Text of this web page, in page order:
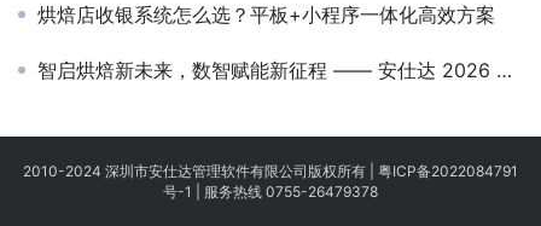
烘焙店收银系统怎么选？平板+小程序一体化高效方案
智启烘焙新未来，数智赋能新征程 —— 安仕达 2026 上海烘焙展圆满回顾
2010-2024 深圳市安仕达管理软件有限公司版权所有 | 粤ICP备2022084791
号-1
服务热线 0755-26479378